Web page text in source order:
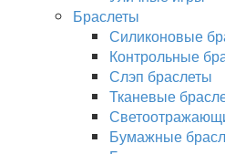
Браслеты
Силиконовые
Контрольные
Слэп браслеты
Тканевые
Бумажные